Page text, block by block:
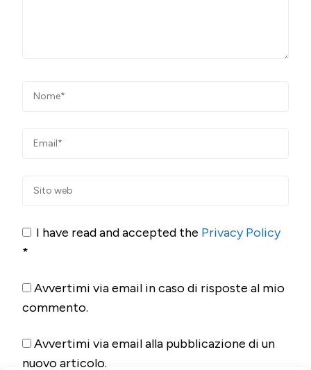
I have read and accepted the Privacy Policy
*
Avvertimi via email in caso di risposte al mio
commento.
Avvertimi via email alla pubblicazione di un
nuovo articolo.